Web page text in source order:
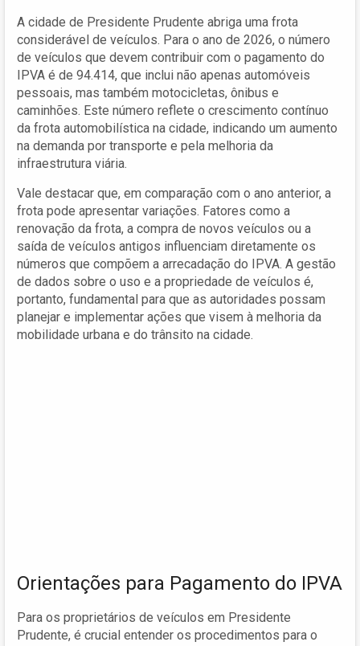
A cidade de Presidente Prudente abriga uma frota
considerável de veículos. Para o ano de 2026, o número
de veículos que devem contribuir com o pagamento do
IPVA é de 94.414, que inclui não apenas automóveis
pessoais, mas também motocicletas, ônibus e
caminhões. Este número reflete o crescimento contínuo
da frota automobilística na cidade, indicando um aumento
na demanda por transporte e pela melhoria da
infraestrutura viária.
Vale destacar que, em comparação com o ano anterior, a
frota pode apresentar variações. Fatores como a
renovação da frota, a compra de novos veículos ou a
saída de veículos antigos influenciam diretamente os
números que compõem a arrecadação do IPVA. A gestão
de dados sobre o uso e a propriedade de veículos é,
portanto, fundamental para que as autoridades possam
planejar e implementar ações que visem à melhoria da
mobilidade urbana e do trânsito na cidade.
Orientações para Pagamento do IPVA
Para os proprietários de veículos em Presidente
Prudente, é crucial entender os procedimentos para o